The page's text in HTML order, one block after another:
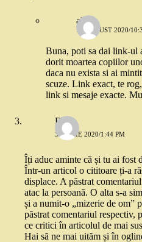
alex
11 AUGUST 2020/
Buna, poti sa dai link-ul
dorit moartea copiilor
daca nu exista si ai
scuze. Link exact, te
link si mesaje exacte.
Daria
31 IULIE 2020/1:44 PM
Îți aduc aminte că și tu ai fost
Într-un articol o cititoare ți-a
displace. A păstrat
atac la persoană. O alta s-a
și a numit-o „mizerie de om”
păstrat comentariul respectiv,
ce critici în articolul de mai
Hai să ne mai uităm și în